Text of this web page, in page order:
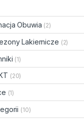
Obuwia (2)
Lakiernicze (2)
(1)
(20)
(1)
(10)